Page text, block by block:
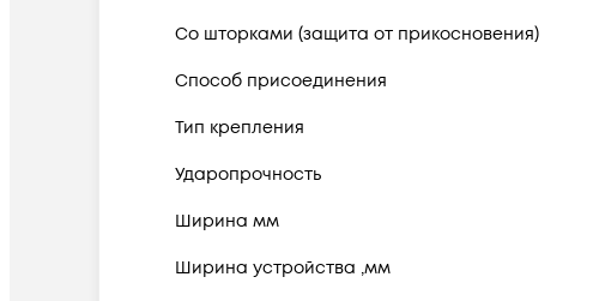
Со шторками (защита от прикосновения)
Способ присоединения
Тип крепления
Ударопрочность
Ширина мм
Ширина устройства ,мм